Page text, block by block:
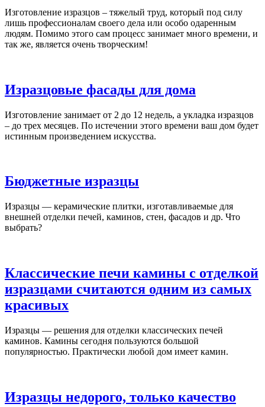
Изготовление изразцов – тяжелый труд, который под силу
лишь профессионалам своего дела или особо одаренным
людям. Помимо этого сам процесс занимает много времени, и
так же, является очень творческим!
Изразцовые фасады для дома
Изготовление занимает от 2 до 12 недель, а укладка изразцов
– до трех месяцев. По истечении этого времени ваш дом будет
истинным произведением искусства.
Бюджетные изразцы
Изразцы — керамические плитки, изготавливаемые для
внешней отделки печей, каминов, стен, фасадов и др. Что
выбрать?
Классические печи камины с отделкой
изразцами считаются одним из самых
красивых
Изразцы — решения для отделки классических печей
каминов. Камины сегодня пользуются большой
популярностью. Практически любой дом имеет камин.
Изразцы недорого, только качество